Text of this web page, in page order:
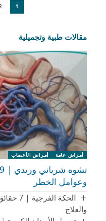
1
مقالات طبية وتجميلية
أمراض عامة أمراض الأعصاب
وعوامل الخطر
الحكة
والعلاج